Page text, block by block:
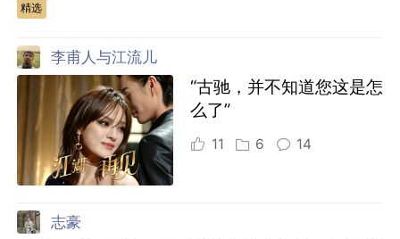
精选
李甫人与江流儿
“古驰，并不知道您这是怎
么了”
11 6 14
志豪